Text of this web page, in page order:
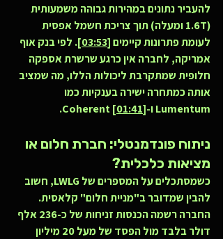
להעביר נתונים במהירות גבוהה משמעותית
(1.6T ומעלה) תוך צריכת חשמל אפסית
לעומת פתרונות קיימים [03:53]. לפי בנק אוף
אמריקה, לחברה אין כרגע שרשרת אספקה
חלופית שמתקרבת ליכולות הללו, מה שמציב
אותה כמתחרה ישירה בענקיות כמו
Lumentum ו-Coherent [
01:41].
ניתוח פונדמנטלי: חברת חלום או
מציאות כלכלית?
כשמסתכלים על המספרים של LWLG, חשוב
להבין שמדובר ב"מניית חלום" קלאסית.
החברה רשמה הכנסות זניחות של כ-236 אלף
דולר בלבד מול הפסד של מעל 20 מיליון